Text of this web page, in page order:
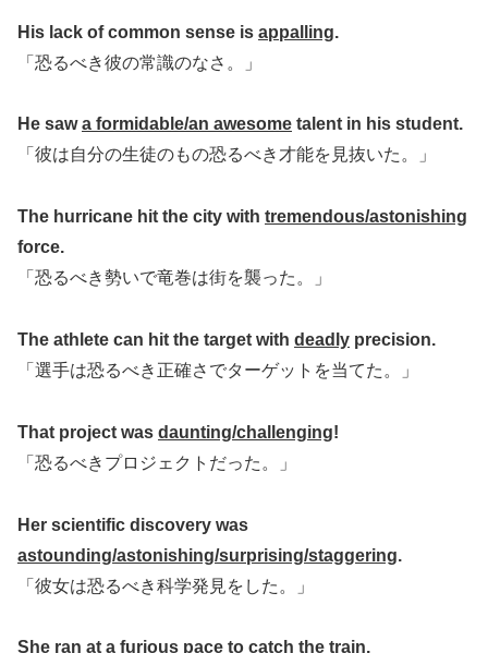
His lack of common sense is appalling.
「恐るべき彼の常識のなさ。」
He sawa formidable/an awesome talent in his student.
「彼は自分の生徒のもの恐るべき才能を見抜いた。」
The hurricane hit the city with tremendous/astonishing
force.
「恐るべき勢いで竜巻は街を襲った。」
The athlete can hit the target with deadly precision.
「選手は恐るべき正確さでターゲットを当てた。」
That project was daunting/challenging!
「恐るべきプロジェクトだった。」
Her scientific discovery was
astounding/astonishing/surprising/staggering.
「彼女は恐るべき科学発見をした。」
She ran at a furious pace to catch the train.